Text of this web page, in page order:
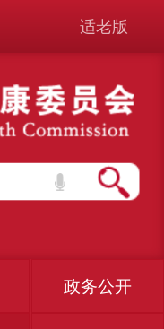
适老版
政务公开